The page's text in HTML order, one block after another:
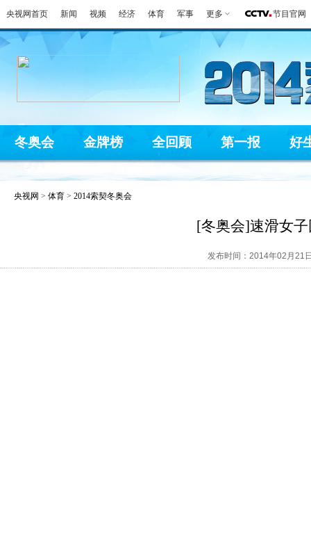
央视网首页 新闻 视频 经济 体育 军事 更多 节目官网
冬奥会 金牌榜 全回顾 第一报 好
央视网 > 体育 > 2014索契冬奥会
[冬奥会]速滑女
发布时间：2014年02月21